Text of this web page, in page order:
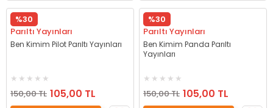
%30
Parıltı Yayınları
Ben Kimim Pilot Parıltı Yayınları
150,00 TL 105,00 TL
%30
Parıltı Yayınları
Ben Kimim Panda Parıltı
Yayınları
150,00 TL 105,00 TL